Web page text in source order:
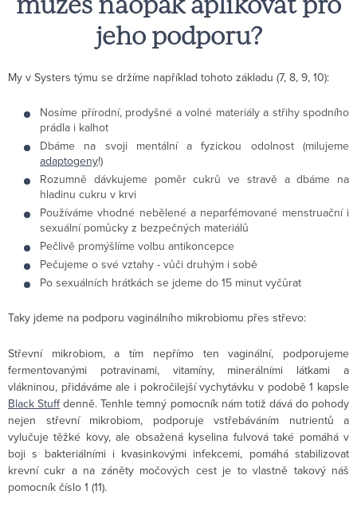
jeho podporu?
My v Systers týmu se držíme například tohoto základu (7, 8, 9, 10):
Nosíme přírodní, prodyšné a volné materiály a střihy spodního
prádla i kalhot
Dbáme na svoji mentální a fyzickou odolnost (milujeme
adaptogeny!)
Rozumně dávkujeme poměr cukrů ve stravě a dbáme na
hladinu cukru v krvi
Používáme vhodné nebělené a neparfémované menstruační i
sexuální pomůcky z bezpečných materiálů
Pečlivě promýšlíme volbu antikoncepce
Pečujeme o své vztahy - vůči druhým i sobě
Po sexuálních hrátkách se jdeme do 15 minut vyčůrat
Taky jdeme na podporu vaginálního mikrobiomu přes střevo:
Střevní mikrobiom, a tím nepřímo ten vaginální, podporujeme
fermentovanými potravinami, vitamíny, minerálními látkami a
vlákninou, přidáváme ale i pokročilejší vychytávku v podobě 1 kapsle
Black Stuffdenně. Tenhle temný pomocník nám totiž dává do pohody
nejen střevní mikrobiom, podporuje vstřebáváním nutrientů a
vylučuje těžké kovy, ale obsažená kyselina fulvová také pomáhá v
boji s bakteriálními i kvasinkovými infekcemi, pomáhá stabilizovat
krevní cukr a na záněty močových cest je to vlastně takový náš
pomocník číslo 1 (11).